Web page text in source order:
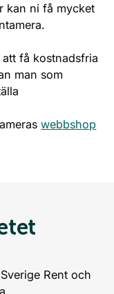
kan ni få mycket
få kostnadsfria
man som
webbshop
Rent och